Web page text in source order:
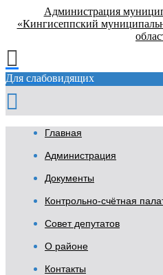
Администрация
«Кингисеппский
Для слабовидящих
Главная
Администрация
Документы
Контрольно-счётная
Совет депутатов
О районе
Контакты